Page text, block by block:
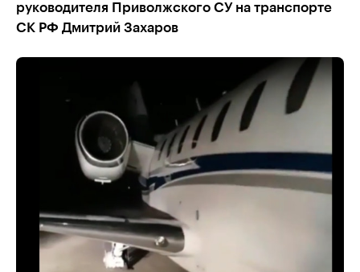
руководителя Приволжского СУ на транспорте
СК РФ Дмитрий Захаров